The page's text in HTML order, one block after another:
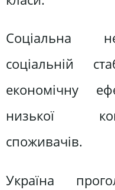
Соціальна
соціальній
економічну
низької
споживачів.
Україна